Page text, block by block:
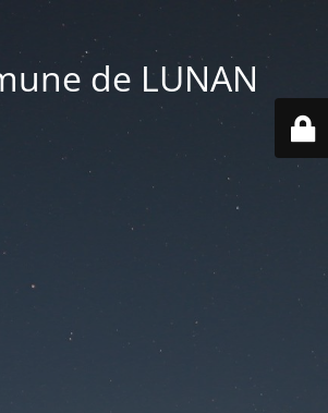
de LUNAN